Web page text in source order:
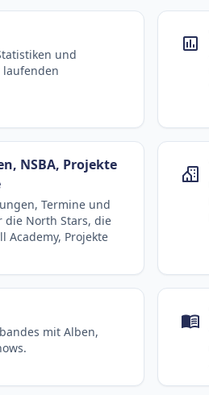
und
NSBA, Projekte
Termine und
North Stars, die
Academy, Projekte
mit Alben,